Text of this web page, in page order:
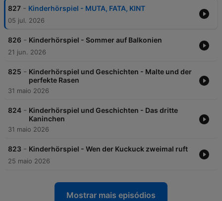
827 - Kinderhörspiel - MUTA, FATA, KINT
05 jul. 2026
826 - Kinderhörspiel - Sommer auf Balkonien
21 jun. 2026
825 - Kinderhörspiel und Geschichten - Malte und der
perfekte Rasen
31 maio 2026
824 - Kinderhörspiel und Geschichten - Das dritte
Kaninchen
31 maio 2026
823 - Kinderhörspiel - Wen der Kuckuck zweimal ruft
25 maio 2026
Mostrar mais episódios